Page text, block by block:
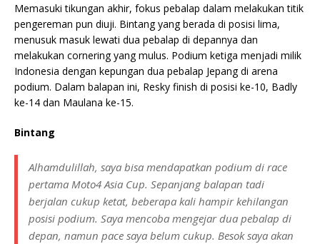
Memasuki tikungan akhir, fokus pebalap dalam melakukan titik
pengereman pun diuji. Bintang yang berada di posisi lima,
menusuk masuk lewati dua pebalap di depannya dan
melakukan cornering yang mulus. Podium ketiga menjadi milik
Indonesia dengan kepungan dua pebalap Jepang di arena
podium. Dalam balapan ini, Resky finish di posisi ke-10, Badly
ke-14 dan Maulana ke-15.
Bintang
Alhamdulillah, saya bisa mendapatkan podium di race
pertama Moto4 Asia Cup. Sepanjang balapan tadi
berjalan cukup ketat, beberapa kali hampir kehilangan
posisi podium. Saya mencoba mengejar dua pebalap di
depan, namun pace saya belum cukup. Besok saya akan